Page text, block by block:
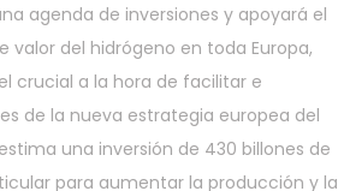
agenda de inversiones y apoyará el
valor del hidrógeno en toda Europa,
crucial a la hora de facilitar e
de la nueva estrategia europea del
una inversión de 430 billones de
para aumentar la producción y la